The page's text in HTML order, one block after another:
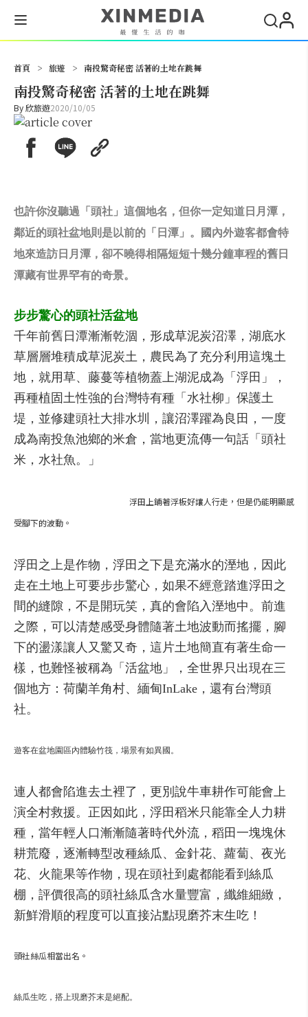
首頁 > 旅遊 > 南投驚奇秘密 活著的土地在跳舞
南投驚奇秘密 活著的土地在跳舞
By欣旅遊2020/10/05
也許你沒聽過「頭社」這個地名，但你一定知道日月潭，
鄰近的頭社盆地則是以前的「日潭」。國內外遊客都會特
地來造訪日月潭，卻不曉得相隔短短十幾分鐘車程的舊日
潭藏有世界罕有的奇景。
步步驚心的頭社活盆地
千年前舊日潭漸漸乾涸，形成草泥炭沼澤，湖底水
草層層堆積成草泥炭土，農民為了充分利用這塊土
地，就用草、藤蔓等植物蓋上湖泥成為「浮田」，
再種植固土性強的台灣特有種「水社柳」保護土
堤，並修建頭社大排水圳，讓沼澤躍為良田，一度
成為南投魚池鄉的米倉，當地更流傳一句話「頭社
米，水社魚。」
浮田上鋪著浮板好讓人行走，但是仍能明顯感
受腳下的波動。
浮田之上是作物，浮田之下是充滿水的溼地，因此
走在土地上可要步步驚心，如果不經意踏進浮田之
間的縫隙，不是開玩笑，真的會陷入溼地中。前進
之際，可以清楚感受身體隨著土地波動而搖擺，腳
下的盪漾讓人又驚又奇，這片土地簡直有著生命一
樣，也難怪被稱為「活盆地」，全世界只出現在三
個地方：荷蘭羊角村、緬甸InLake，還有台灣頭
社。
遊客在盆地園區內體驗竹筏，場景有如異國。
連人都會陷進去土裡了，更別說牛車耕作可能會上
演全村救援。正因如此，浮田稻米只能靠全人力耕
種，當年輕人口漸漸隨著時代外流，稻田一塊塊休
耕荒廢，逐漸轉型改種絲瓜、金針花、蘿蔔、夜光
花、火龍果等作物，現在頭社到處都能看到絲瓜
棚，評價很高的頭社絲瓜含水量豐富，纖維細緻，
新鮮滑順的程度可以直接沾點現磨芥末生吃！
頭社絲瓜相當出名。
絲瓜生吃，搭上現磨芥末是絕配。